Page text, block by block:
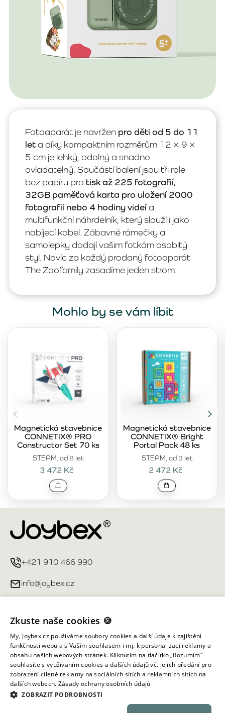
Fotoaparát je navržen pro děti od 5 do 11
leta díky kompaktním rozměrům 12 × 9 ×
5 cm je lehký, odolný a snadno
ovladatelný. Součástí balení jsou tři role
bez papíru pro tisk až 225 fotografií,
32GB paměťová karta pro uložení 2000
fotografií nebo 4 hodiny videía
multifunkční náhrdelník, který slouží i jako
nabíjecí kabel. Zábavné rámečky a
samolepky dodají vašim fotkám osobitý
styl. Navíc za každý prodaný fotoaparát
The Zoofamily zasadíme jeden strom.
Mohlo by se vám líbit
STEAM, od 8 let
Magnetická stavebnice
CONNETIX® PRO
Constructor Set 70 ks
3 472 Kč
STEAM, od 3 let
Magnetická stavebnice
CONNETIX® Bright
Portal Pack 48 ks
2 472 Kč
+421 910 466 990
info@joybex.cz
Můj účet
Informace obchodu
Všechna práva vyhrazena ©
Zkuste naše cookies 🍪
My, Joybex.cz používáme soubory cookies a další údaje k zajištění
funkčnosti webu a s Vaším souhlasem i mj. k personalizaci reklamy a
obsahu našich webových stránek. Kliknutím na tlačítko „Rozumím“
souhlasíte s využívaním cookies a dalších údajů vč. jejich předání pro
zobrazení cílené reklamy na sociálních sítích a reklamních sítích na
dalších webech. Zásady ochrany osobních údajů
ZOBRAZIT PODROBNOSTI